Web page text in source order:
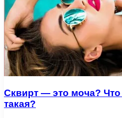
Сквирт — это моча? Что
такая?